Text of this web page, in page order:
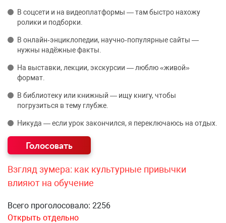
В соцсети и на видеоплатформы — там быстро нахожу
ролики и подборки.
В онлайн‑энциклопедии, научно‑популярные сайты —
нужны надёжные факты.
На выставки, лекции, экскурсии — люблю «живой»
формат.
В библиотеку или книжный — ищу книгу, чтобы
погрузиться в тему глубже.
Никуда — если урок закончился, я переключаюсь на отдых.
Взгляд зумера: как культурные привычки
влияют на обучение
Всего проголосовало: 2256
Открыть отдельно